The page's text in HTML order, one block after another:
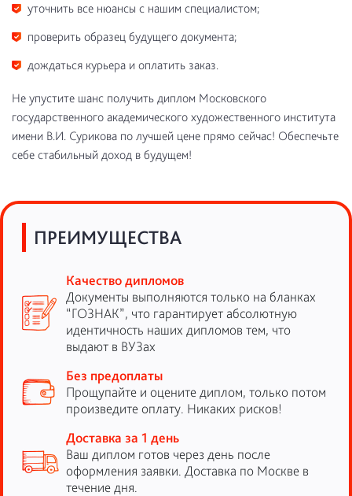
уточнить все нюансы с нашим специалистом;
проверить образец будущего документа;
дождаться курьера и оплатить заказ.
Не упустите шанс получить диплом Московского
государственного академического художественного института
имени В.И. Сурикова по лучшей цене прямо сейчас! Обеспечьте
себе стабильный доход в будущем!
ПРЕИМУЩЕСТВА
Качество дипломов
Документы выполняются только на бланках
“ГОЗНАК”, что гарантирует абсолютную
идентичность наших дипломов тем, что
выдают в ВУЗах
Без предоплаты
Прощупайте и оцените диплом, только потом
произведите оплату. Никаких рисков!
Доставка за 1 день
Ваш диплом готов через день после
оформления заявки. Доставка по Москве в
течение дня.